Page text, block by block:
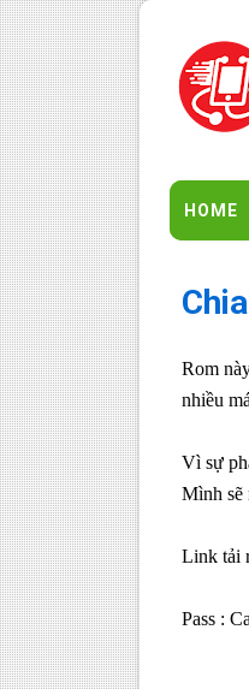
HOME
Rom
nhiều
Vì sự
Mình sẽ
Link tải
Pass :